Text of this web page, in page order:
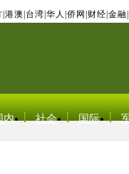
港澳 台湾 华人 侨网 财经 金融
内 社会 国际